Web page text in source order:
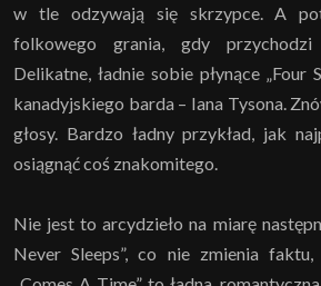
w tle odzywają się skrzypce. A
folkowego grania, gdy
Delikatne, ładnie sobie płynące „Four
kanadyjskiego barda – Iana Tysona.
głosy. Bardzo ładny przykład, jak
osiągnąć coś znakomitego.
Nie jest to arcydzieło na miarę
Never Sleeps”, co nie zmienia